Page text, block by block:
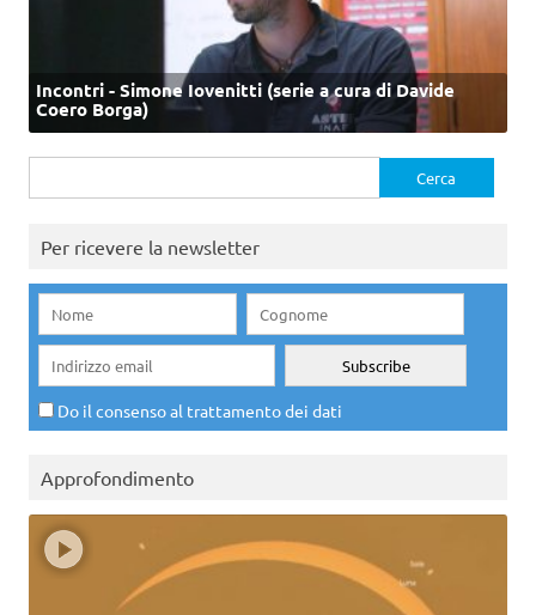
Incontri - Simone Iovenitti (serie a cura di Davide
Coero Borga)
per:
Per ricevere la newsletter
Do il consenso al trattamento dei dati
Approfondimento